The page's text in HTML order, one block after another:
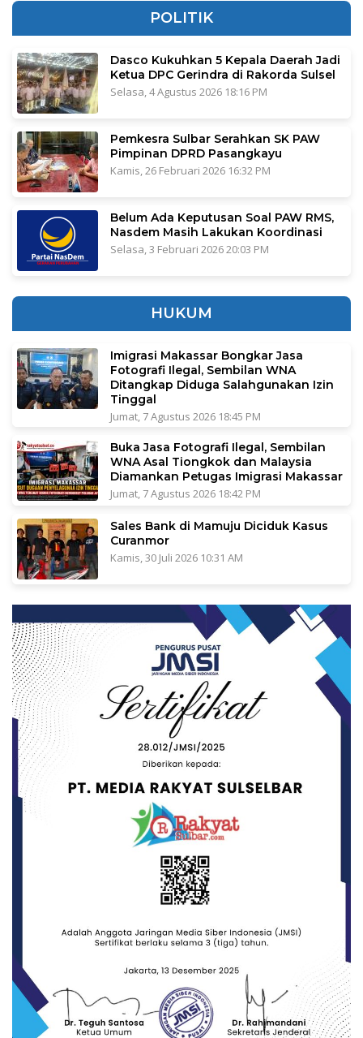
POLITIK
Dasco Kukuhkan 5 Kepala Daerah Jadi
Ketua DPC Gerindra di Rakorda Sulsel
Selasa, 4 Agustus 2026 18:16 PM
Pemkesra Sulbar Serahkan SK PAW
Pimpinan DPRD Pasangkayu
Kamis, 26 Februari 2026 16:32 PM
Belum Ada Keputusan Soal PAW RMS,
Nasdem Masih Lakukan Koordinasi
Selasa, 3 Februari 2026 20:03 PM
HUKUM
Imigrasi Makassar Bongkar Jasa
Fotografi Ilegal, Sembilan WNA
Ditangkap Diduga Salahgunakan Izin
Tinggal
Jumat, 7 Agustus 2026 18:45 PM
Buka Jasa Fotografi Ilegal, Sembilan
WNA Asal Tiongkok dan Malaysia
Diamankan Petugas Imigrasi Makassar
Jumat, 7 Agustus 2026 18:42 PM
Sales Bank di Mamuju Diciduk Kasus
Curanmor
Kamis, 30 Juli 2026 10:31 AM